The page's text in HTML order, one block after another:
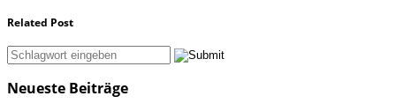
Related Post
Neueste Beiträge